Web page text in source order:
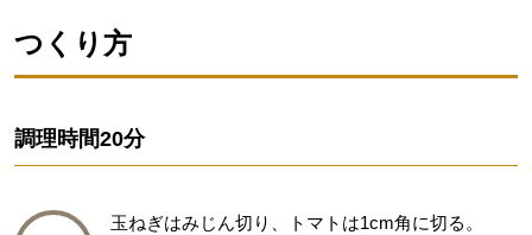
つくり方
調理時間20分
玉ねぎはみじん切り、トマトは1cm角に切る。